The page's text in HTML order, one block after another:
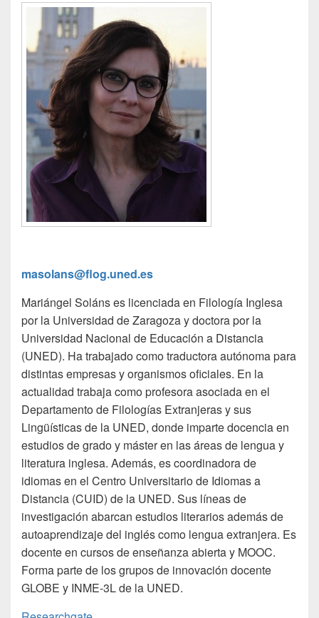
masolans@flog.uned.es
Mariángel Soláns es licenciada en Filología Inglesa
por la Universidad de Zaragoza y doctora por la
Universidad Nacional de Educación a Distancia
(UNED). Ha trabajado como traductora autónoma para
distintas empresas y organismos oficiales. En la
actualidad trabaja como profesora asociada en el
Departamento de Filologías Extranjeras y sus
Lingüísticas de la UNED, donde imparte docencia en
estudios de grado y máster en las áreas de lengua y
literatura inglesa. Además, es coordinadora de
idiomas en el Centro Universitario de Idiomas a
Distancia (CUID) de la UNED. Sus líneas de
investigación abarcan estudios literarios además de
autoaprendizaje del inglés como lengua extranjera. Es
docente en cursos de enseñanza abierta y MOOC.
Forma parte de los grupos de innovación docente
GLOBE y INME-3L de la UNED.